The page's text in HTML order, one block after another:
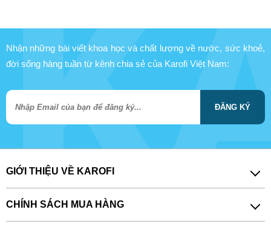
Nhận những bài viết khoa học và chất lượng về nước, sức khoẻ,
đời sống hàng tuần từ kênh chia sẻ của Karofi Việt Nam:
ĐĂNG KÝ
GIỚI THIỆU VỀ KAROFI
CHÍNH SÁCH MUA HÀNG